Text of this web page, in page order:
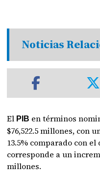
Noticias
El PIB en términos
$76,522.5 millones, con
13.5% comparado con
corresponde a un
millones.